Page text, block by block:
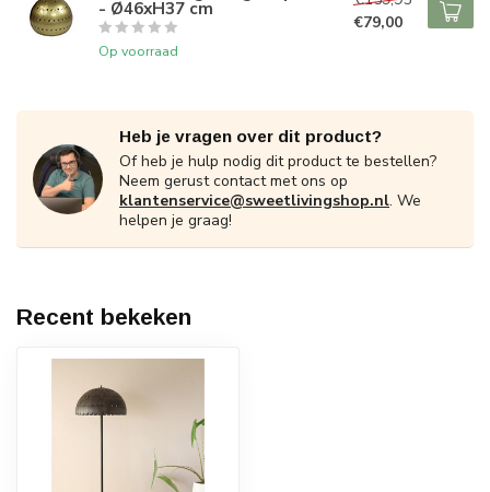
- Ø46xH37 cm
Op voorraad
€79,00
Heb je vragen over dit product?
Of heb je hulp nodig dit product te bestellen?
Neem gerust contact met ons op
klantenservice@sweetlivingshop.nl. We
helpen je graag!
Recent bekeken